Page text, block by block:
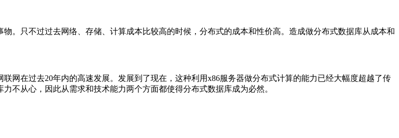
。只不过过去网络、存储、计算成本比较高的时候，分布式的成本和性价高。造成做分布式数据库从成本和
网在过去20年内的高速发展。发展到了现在，这种利用x86服务器做分布式计算的能力已经大幅度超越了传
不从心，因此从需求和技术能力两个方面都使得分布式数据库成为必然。